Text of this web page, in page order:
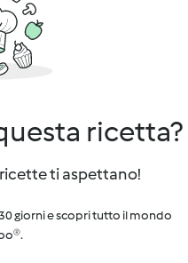
ricetta?
ti aspettano!
giorni e scopri tutto il mondo